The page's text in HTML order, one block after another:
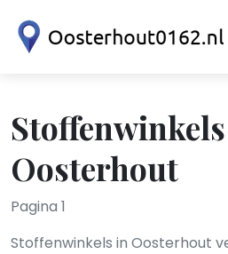
Oosterhout
Pagina 1
Stoffenwinkels in Oosterhout